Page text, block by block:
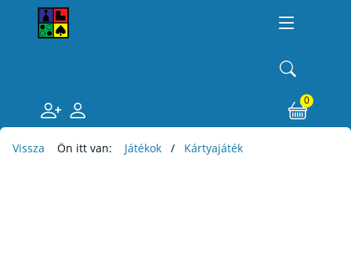
0
Vissza Ön itt van: Játékok Kártyajáték